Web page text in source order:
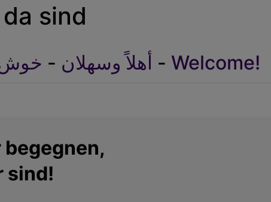
sind
أهلاً وسهلان - خوش - Welcome!
sind!